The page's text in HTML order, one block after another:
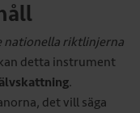
nationella riktlinjerna
detta instrument
.
det vill säga